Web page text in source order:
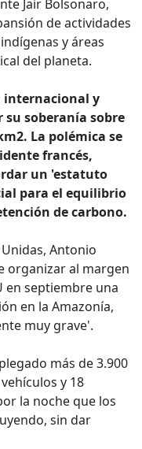
Jair Bolsonaro,
de actividades
y áreas
del planeta.
internacional y
soberanía sobre
La polémica se
francés,
un 'estatuto
para el equilibrio
de carbono.
Antonio
organizar al margen
en septiembre una
en la Amazonía,
muy grave'.
más de 3.900
y 18
la noche que los
sin dar